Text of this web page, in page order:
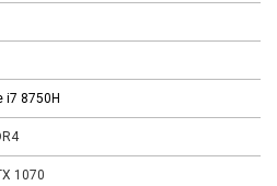
i7 8750H
1070